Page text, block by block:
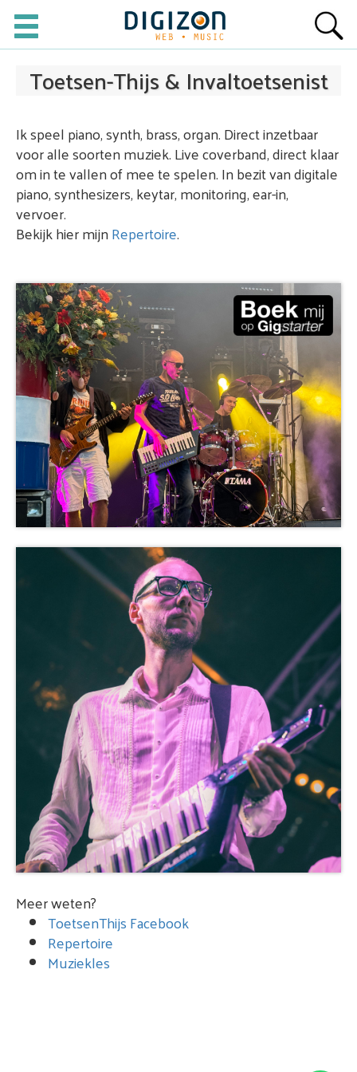
Toetsen-Thijs & Invaltoetsenist
Ik speel piano, synth, brass, organ. Direct inzetbaar
voor alle soorten muziek. Live coverband, direct klaar
om in te vallen of mee te spelen. In bezit van digitale
piano, synthesizers, keytar, monitoring, ear-in,
vervoer.
Bekijk hier mijnRepertoire.
Meer weten?
ToetsenThijs Facebook
Repertoire
Muziekles